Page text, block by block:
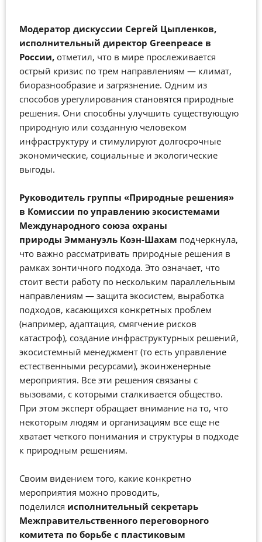
Модератор дискуссии Сергей Цыпленков,
исполнительный директор Greenpeace в
России, отметил, что в мире прослеживается
острый кризис по трем направлениям — климат,
биоразнообразие и загрязнение. Одним из
способов урегулирования становятся природные
решения. Они способны улучшить существующую
природную или созданную человеком
инфраструктуру и стимулируют долгосрочные
экономические, социальные и экологические
выгоды.
Руководитель группы «Природные решения»
в Комиссии по управлению экосистемами
Международного союза охраны
природы Эммануэль Коэн-Шахам подчеркнула,
что важно рассматривать природные решения в
рамках зонтичного подхода. Это означает, что
стоит вести работу по нескольким параллельным
направлениям — защита экосистем, выработка
подходов, касающихся конкретных проблем
(например, адаптация, смягчение рисков
катастроф), создание инфраструктурных решений,
экосистемный менеджмент (то есть управление
естественными ресурсами), экоинженерные
мероприятия. Все эти решения связаны с
вызовами, с которыми сталкивается общество.
При этом эксперт обращает внимание на то, что
некоторым людям и организациям все еще не
хватает четкого понимания и структуры в подходе
к природным решениям.
Своим видением того, какие конкретно
мероприятия можно проводить,
поделился исполнительный секретарь
Межправительственного переговорного
комитета по борьбе с пластиковым